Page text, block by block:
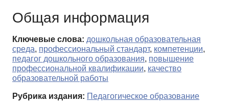
Общая информация
Ключевые слова: дошкольная образовательная
среда, профессиональный стандарт, компетенции,
педагог дошкольного образования, повышение
профессиональной квалификации, качество
образовательной работы
Рубрика издания: Педагогическое образование